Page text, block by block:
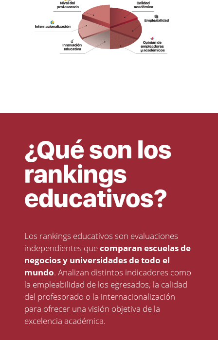
¿Qué son los
rankings
educativos?
Los rankings educativos son evaluaciones
independientes quecomparan escuelas de
negocios y universidades de todo el
mundo. Analizan distintos indicadores como
la empleabilidad de los egresados, la calidad
del profesorado o la internacionalización
para ofrecer una visión objetiva de la
excelencia académica.